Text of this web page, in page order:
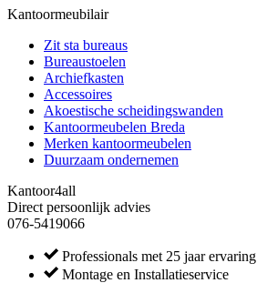
Kantoormeubilair
Zit sta bureaus
Bureaustoelen
Archiefkasten
Accessoires
Akoestische scheidingswanden
Kantoormeubelen Breda
Merken kantoormeubelen
Duurzaam ondernemen
Kantoor4all
Direct persoonlijk advies
076-5419066
Professionals met 25 jaar ervaring
Montage en Installatieservice